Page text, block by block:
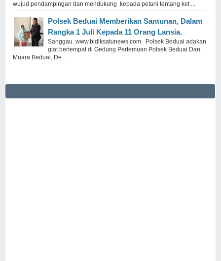
wujud pendampingan dan mendukung kepada petani tentang ket ...
Polsek Beduai Memberikan Santunan, Dalam
Rangka 1 Juli Kepada 11 Orang Lansia.
Sanggau. www.bidiksatunews.com Polsek Beduai adakan
giat bertempat di Gedung Pertemuan Polsek Beduai Dan.
Muara Beduai, De ...